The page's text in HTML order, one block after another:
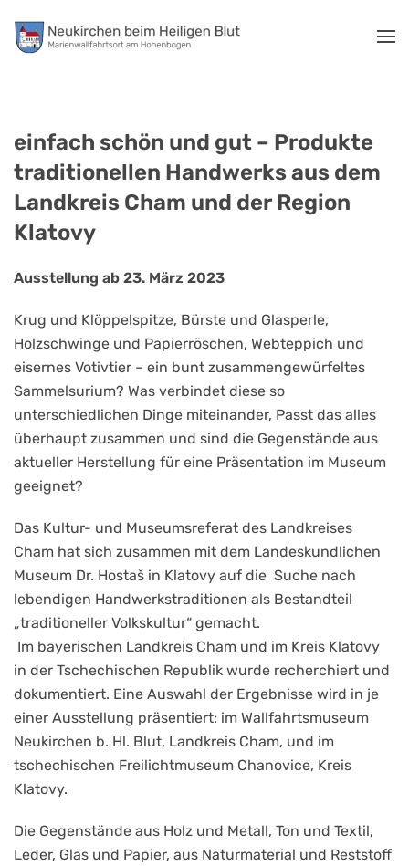
Zum Hauptinhalt springen
einfach schön und gut – Produkte
traditionellen Handwerks aus dem
Landkreis Cham und der Region
Klatovy
Ausstellung ab 23. März 2023
Krug und Klöppelspitze, Bürste und Glasperle,
Holzschwinge und Papierröschen, Webteppich und
eisernes Votivtier – ein bunt zusammengewürfeltes
Sammelsurium? Was verbindet diese so
unterschiedlichen Dinge miteinander, Passt das alles
überhaupt zusammen und sind die Gegenstände aus
aktueller Herstellung für eine Präsentation im Museum
geeignet?
Das Kultur- und Museumsreferat des Landkreises
Cham hat sich zusammen mit dem Landeskundlichen
Museum Dr. Hostaš in Klatovy auf die Suche nach
lebendigen Handwerkstraditionen als Bestandteil
„traditioneller Volkskultur“ gemacht.
Im bayerischen Landkreis Cham und im Kreis Klatovy
in der Tschechischen Republik wurde recherchiert und
dokumentiert. Eine Auswahl der Ergebnisse wird in je
einer Ausstellung präsentiert: im Wallfahrtsmuseum
Neukirchen b. Hl. Blut, Landkreis Cham, und im
tschechischen Freilichtmuseum Chanovice, Kreis
Klatovy.
Die Gegenstände aus Holz und Metall, Ton und Textil,
Leder, Glas und Papier, aus Naturmaterial und Reststoff